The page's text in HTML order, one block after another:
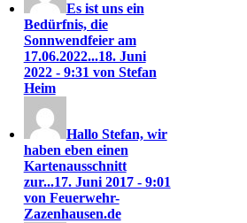
Es ist uns ein
Bedürfnis, die
Sonnwendfeier am
17.06.2022...18. Juni
2022 - 9:31 von Stefan
Heim
Hallo Stefan, wir
haben eben einen
Kartenausschnitt
zur...17. Juni 2017 - 9:01
von Feuerwehr-
Zazenhausen.de